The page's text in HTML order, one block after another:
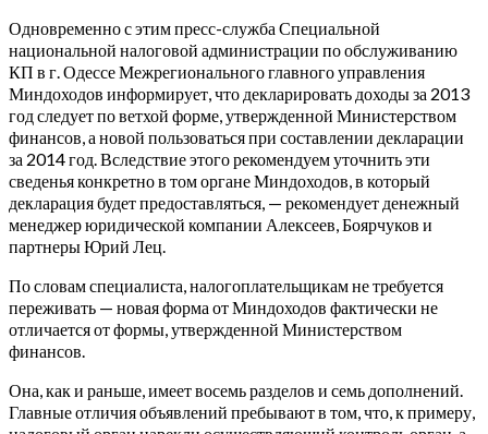
Одновременно с этим пресс-служба Специальной
национальной налоговой администрации по обслуживанию
КП в г. Одессе Межрегионального главного управления
Миндоходов информирует, что декларировать доходы за 2013
год следует по ветхой форме, утвержденной Министерством
финансов, а новой пользоваться при составлении декларации
за 2014 год.Вследствие этого рекомендуем уточнить эти
сведенья конкретно в том органе Миндоходов, в который
декларация будет предоставляться, — рекомендует денежный
менеджер юридической компании Алексеев, Боярчуков и
партнеры Юрий Лец.
По словам специалиста, налогоплательщикам не требуется
переживать — новая форма от Миндоходов фактически не
отличается от формы, утвержденной Министерством
финансов.
Она, как и раньше, имеет восемь разделов и семь дополнений.
Главные отличия объявлений пребывают в том, что, к примеру,